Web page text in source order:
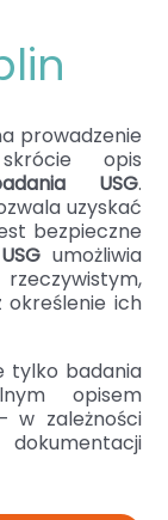
prowadzenie
opis
USG.
uzyskać
bezpieczne
USGumożliwia
ich
tylko badania
opisem
w zależności